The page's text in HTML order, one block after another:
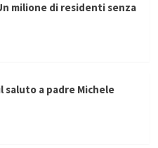
milione di residenti senza
a padre Michele